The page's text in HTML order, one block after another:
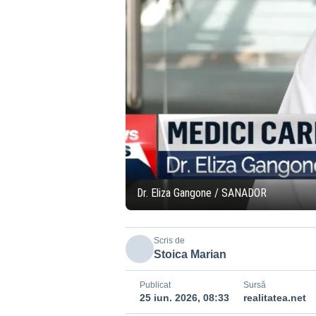
Dr. Eliza Gangone / SANADOR
Scris de
Stoica Marian
Publicat
25 iun. 2026, 08:33
Sursă
realitatea.net